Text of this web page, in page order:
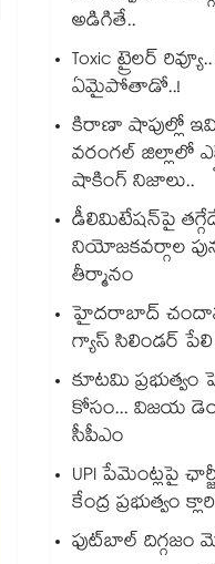
అడిగితే..
Toxic ట్రైలర్
ఏమైపోతాడో..!
కిరాణా షాపుల్లో
వరంగల్ జిల్లాలో
షాకింగ్ నిజాలు..
డీలిమిటేషన్‎పై
నియోజకవర్గాల
తీర్మానం
హైదరాబాద్⁪
గ్యాస్ సిలిండర్
కూటమి
కోసం... విజయ
సీపీఎం
UPI పేమెంట్లపై
కేంద్ర ప్రభుత్వం
ఫుట్‎బాల్ దిగ్గజం